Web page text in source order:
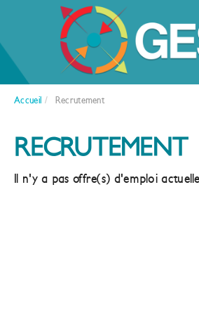
Accueil / Recrutement
RECRUTEMENT
Il n'y a pas offre(s) d'emploi